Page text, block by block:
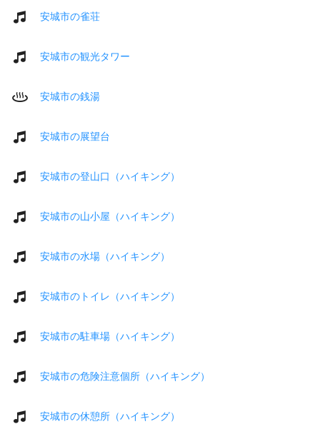
安城市の雀荘
安城市の観光タワー
安城市の銭湯
安城市の展望台
安城市の登山口（ハイキング）
安城市の山小屋（ハイキング）
安城市の水場（ハイキング）
安城市のトイレ（ハイキング）
安城市の駐車場（ハイキング）
安城市の危険注意個所（ハイキング）
安城市の休憩所（ハイキング）